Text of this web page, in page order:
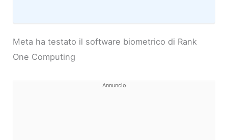
Meta ha testato il software biometrico di Rank
One Computing
Annuncio